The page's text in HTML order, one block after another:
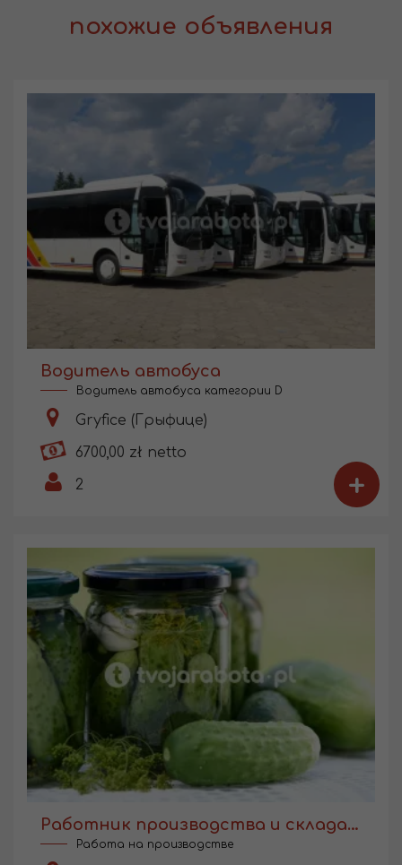
похожие объявления
Водитель автобуса
Водитель автобуса категории D
Gryfice (Грыфице)
6700,00 zł netto
2
+
Работник производства и склада консервации
Работа на производстве